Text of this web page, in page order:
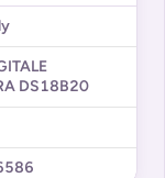
DS18B20